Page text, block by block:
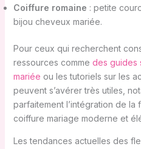
Coiffure romaine : petite
bijou cheveux mariée.
Pour ceux qui recherchent
ressources comme des guides
mariée ou les tutoriels sur les
peuvent s’avérer très utiles,
parfaitement l’intégration de
coiffure mariage moderne et
Les tendances actuelles des